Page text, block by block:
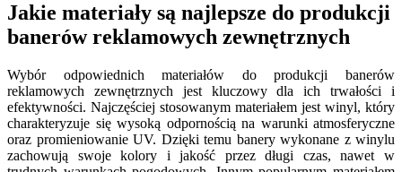
Jakie materiały są najlepsze do produkcji
banerów reklamowych zewnętrznych
Wybór odpowiednich materiałów do produkcji banerów
reklamowych zewnętrznych jest kluczowy dla ich trwałości i
efektywności. Najczęściej stosowanym materiałem jest winyl, który
charakteryzuje się wysoką odpornością na warunki atmosferyczne
oraz promieniowanie UV. Dzięki temu banery wykonane z winylu
zachowują swoje kolory i jakość przez długi czas, nawet w